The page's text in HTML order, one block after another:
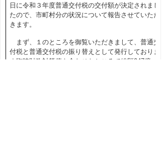
日に令和３年度普通交付税の交付額が決定されまし
たので、市町村分の状況について報告させていただ
きます。
まず、１のところを御覧いただきまして、普通交
付税と普通交付税の振り替えとして発行しておりま
す臨時財政対策債を合わせたところで総額947億